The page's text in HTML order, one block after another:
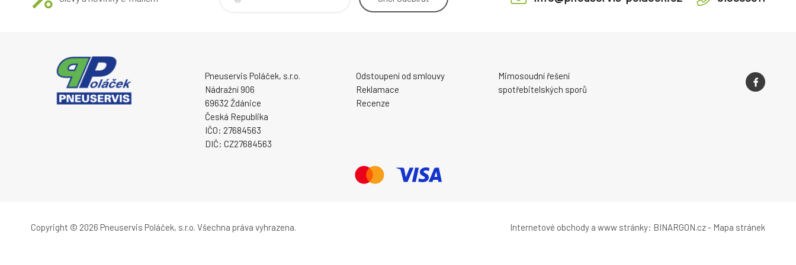
Pneuservis Poláček, s.r.o.
Nádražní 906
69632 Ždánice
Česká Republika
IČO: 27684563
DIČ: CZ27684563
Odstoupení od smlouvy
Reklamace
Recenze
Mimosoudní řešení
spotřebitelských sporů
Copyright © 2026 Pneuservis Poláček, s.r.o. Všechna práva vyhrazena. Internetové obchody a www stránky: BINARGON.cz- Mapa stránek